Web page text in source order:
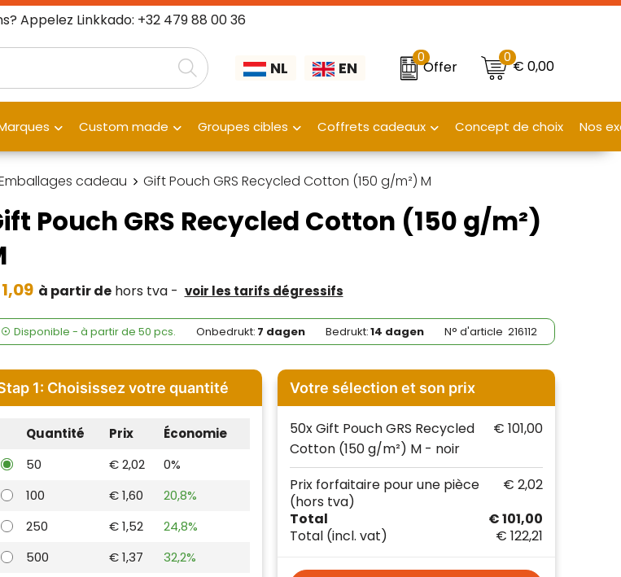
Appelez Linkkado: +32 479 88 00 36
NL EN
0
Offer
0€ 0,00
Custom made Groupes cibles Coffrets cadeaux Concept de choix Nos
cadeau Gift Pouch GRS Recycled Cotton (150 g/m²) M
Pouch GRS Recycled Cotton (150 g/m²)
à partir dehors tva - voir les tarifs dégressifs
Disponible - à partir de 50 pcs. Onbedrukt: 7 dagen Bedrukt:14 dagen N° d'article216112
1: Choisissez votre quantité
Quantité Prix
Économie
50
€ 2,02
0%
100
€ 1,60
20,8%
250
€ 1,52
24,8%
500
€ 1,37
32,2%
Votre sélection et son prix
50x Gift Pouch GRS Recycled
Cotton (150 g/m²) M - noir
€ 101,00
Total
€ 101,00
Total (incl. vat) € 122,21
Prix forfaitaire pour une pièce
(hors tva)
€ 2,02